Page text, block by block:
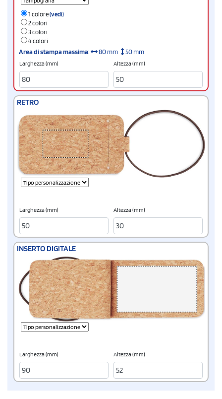
1 colore(vedi)
2 colori
3 colori
4 colori
Area di stampa massima: 80 mm 50 mm
Larghezza (mm) Altezza (mm)
RETRO
Larghezza (mm) Altezza (mm)
INSERTO DIGITALE
Larghezza (mm) Altezza (mm)